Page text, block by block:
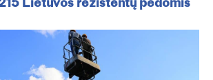
Lietuvos rezistentų pėdomis